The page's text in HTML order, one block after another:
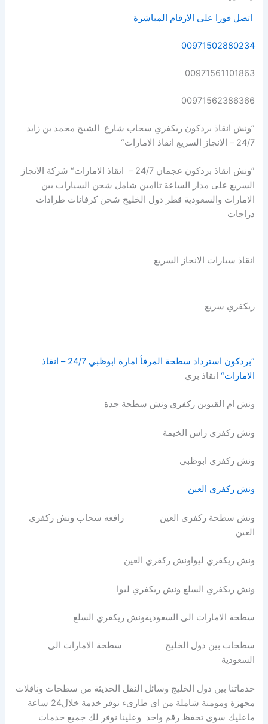
اتصل فورا على الارقام المباشرة
00971502880234
00971561101863
00971562386366
”ونش انقاذ بردكون ريكفري سحاب شارع الشيخ محمد بن زايد
24/7 – الانجاز السريع انقاذ الامارات“
”ونش انقاذ بردكون عجمان 24/7 – انقاذ الامارات“ شركة الانجاز
السريع على مدار الساعة تاامين شامل شحن السيارات بين
الامارات والسعودية قطر دول الخليج شحن كرفانات طرادات
دراجات
انقاذ سيارات الانجاز السريع
ريكفري سريع
”بردكون استرداد سطحة المرفأ امارة ابوظبي 24/7 – انقاذ
الامارات“ انقاذ بري
ونش ام القيوين ركفري ونش سطحة جدة
ونش ركفري راس الخيمة
ونش ركفري ابوظبي
ونش ركفري العين
ونش سطحة ركفري العين رافعه سحاب ونش ركفري
العين
ونش ريكفري ليواونش ركفري العين
ونش ريكفري السلع ونش ريكفري ليوا
سطحة الامارات الى السعوديةونش ريكفري السلع
سطحات بين دول الخليج سطحة الامارات الى
السعودية
خدماتنا بين دول الخليج وسائل النقل الحديثة من سطحات وناقلات
مجهزة ومومنة شاملة من اي طارىء نوفر خدمة خلال24 ساعة
ماعليك سوى تحفظ رقم واحد وعلينا نوفر لك جميع خدمات